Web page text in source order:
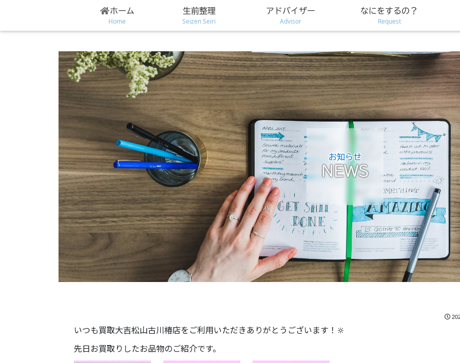
お知らせ
NEWS
ホーム
Home
生前整理
Seizen Seiri
アドバイザー
Advisor
なにをするの？
Request
いつも買取大吉松山古川椿店をご利用いただきありがとうございます！🔆
先日お買取りしたお品物のご紹介です。